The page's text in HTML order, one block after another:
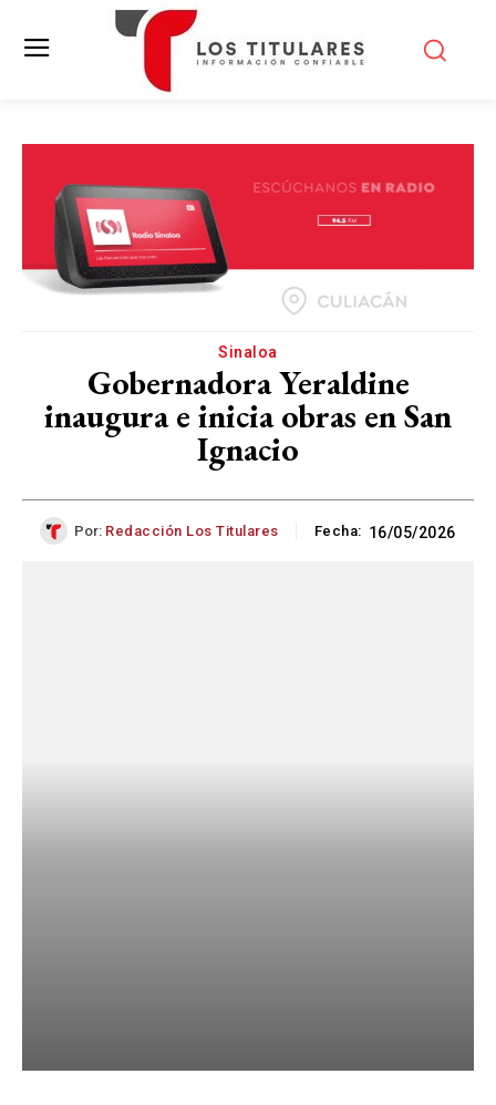
Sinaloa
Gobernadora Yeraldine
inaugura e inicia obras en San
Ignacio
Por: Redacción Los Titulares Fecha: 16/05/2026